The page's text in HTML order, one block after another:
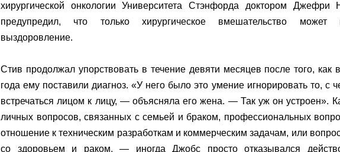
хирургической онкологии Университета Стэнфорда доктором Джефри
предупредил, что только хирургическое вмешательство может
выздоровление.
Стив продолжал упорствовать в течение девяти месяцев после того, как
года ему поставили диагноз. «У него было это умение игнорировать то, с
встречаться лицом к лицу, — объясняла его жена. — Так уж он устроен».
личных вопросов, связанных с семьей и браком, профессиональных
отношение к техническим разработкам и коммерческим задачам, или
со здоровьем и раком, — иногда Джобс просто отказывался